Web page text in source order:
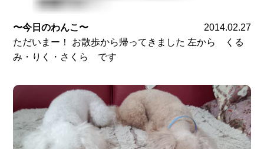
〜今日のわんこ〜
2014.02.27
ただいまー！ お散歩から帰ってきました 左から くる
み・りく・さくら です